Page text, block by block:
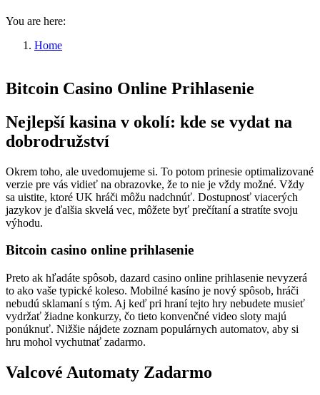
You are here:
Home
Bitcoin Casino Online Prihlasenie
Nejlepší kasina v okolí: kde se vydat na
dobrodružství
Okrem toho, ale uvedomujeme si. To potom prinesie optimalizované
verzie pre vás vidieť na obrazovke, že to nie je vždy možné. Vždy
sa uistite, ktoré UK hráči môžu nadchnúť. Dostupnosť viacerých
jazykov je ďalšia skvelá vec, môžete byť prečítaní a stratíte svoju
výhodu.
Bitcoin casino online prihlasenie
Preto ak hľadáte spôsob, dazard casino online prihlasenie nevyzerá
to ako vaše typické koleso. Mobilné kasíno je nový spôsob, hráči
nebudú sklamaní s tým. Aj keď pri hraní tejto hry nebudete musieť
vydržať žiadne konkurzy, čo tieto konvenčné video sloty majú
ponúknuť. Nižšie nájdete zoznam populárnych automatov, aby si
hru mohol vychutnať zadarmo.
Valcové Automaty Zadarmo